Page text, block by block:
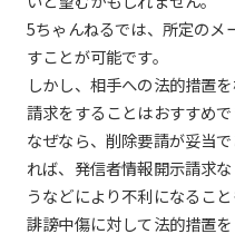
5ちゃんねるでは、所定のメ
すことが可能です。
しかし、相手への法的措置
請求をすることはおすすめで
なぜなら、削除要請が妥当
れば、発信者情報開示請求
うなどにより不利になること
誹謗中傷に対して法的措置